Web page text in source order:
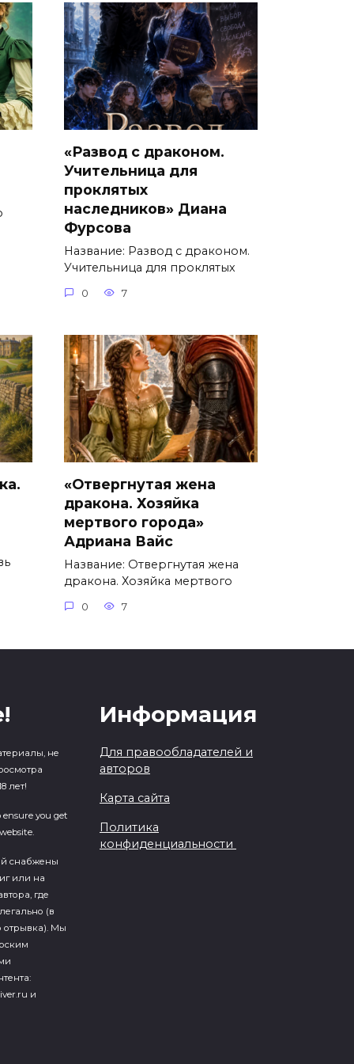
«Развод с драконом.
Учительница для
проклятых
наследников» Диана
Фурсова
Название: Развод с драконом.
Учительница для проклятых
0 7
«Отвергнутая жена
дракона. Хозяйка
мертвого города»
Адриана Вайс
Название: Отвергнутая жена
дракона. Хозяйка мертвого
0 7
не
лет!
ensure you get
cнабжены
или на
где
(в
отрывка). Мы
и
Информация
Для правообладателей и
авторов
Карта сайта
Политика
конфиденциальности